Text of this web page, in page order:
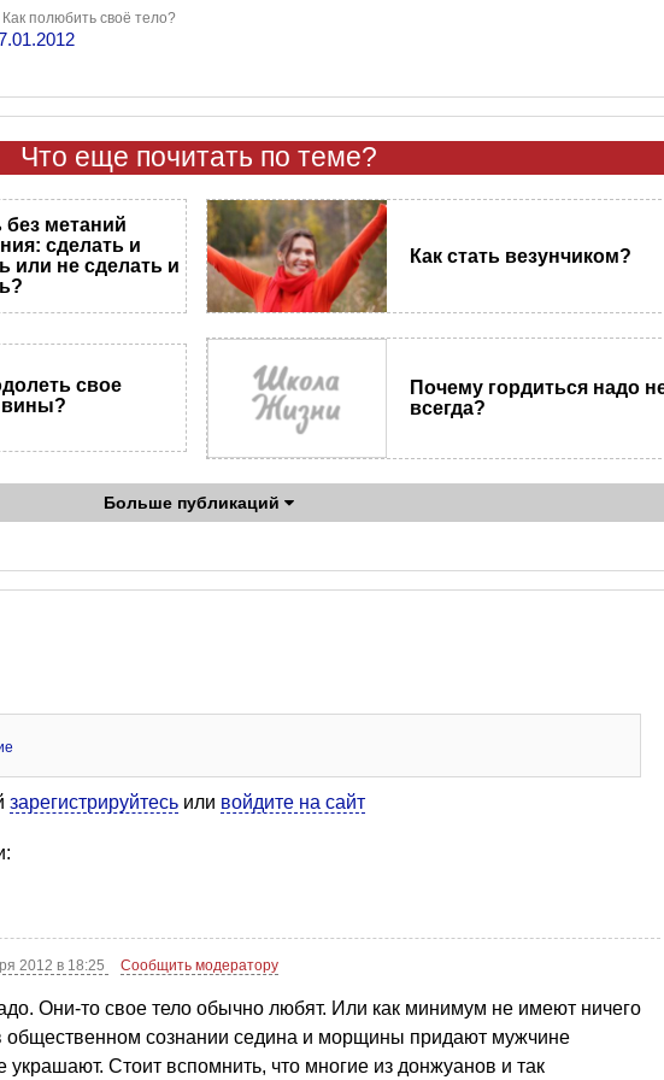
Как полюбить своё тело?
Что еще почитать по теме?
без метаний
сделать и
или не сделать и
Как стать везунчиком?
свое
вины?
Почему гордиться надо
всегда?
Больше публикаций
зарегистрируйтесь или войдите на сайт
2012 в 18:25 Сообщить модератору
Они-то свое тело обычно любят. Или как минимум не имеют ничего
общественном сознании седина и морщины придают мужчине
Стоит вспомнить, что многие из донжуанов и так